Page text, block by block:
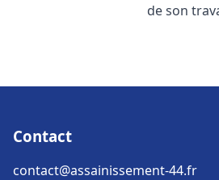
de son
Contact
contact@assainissement-44.fr